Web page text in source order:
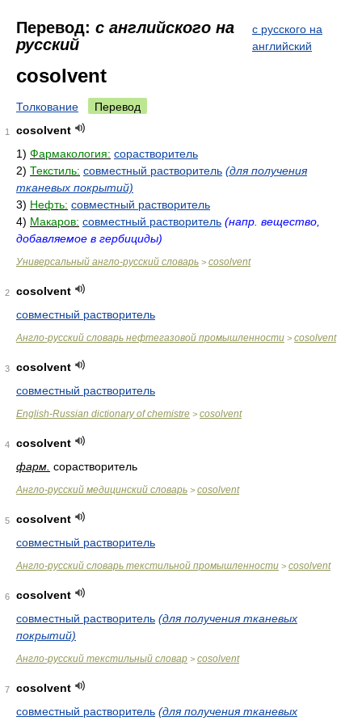
Перевод: с английского на
русский
с русского на
английский
cosolvent
Толкование Перевод
1
cosolvent
1) Фармакология: сорастворитель
2) Текстиль: совместный растворитель (для получения
тканевых покрытий)
3) Нефть: совместный растворитель
4) Макаров: совместный растворитель (напр. вещество,
добавляемое в гербициды)
Универсальный англо-русский словарь > cosolvent
2
cosolvent
совместный растворитель
Англо-русский словарь нефтегазовой промышленности > cosolvent
3
cosolvent
совместный растворитель
English-Russian dictionary of chemistre > cosolvent
4
cosolvent
фарм. сорастворитель
Англо-русский медицинский словарь > cosolvent
5
cosolvent
совместный растворитель
Англо-русский словарь текстильной промышленности > cosolvent
6
cosolvent
совместный растворитель (для получения тканевых
покрытий)
Англо-русский текстильный словар > cosolvent
7
cosolvent
совместный растворитель (для получения тканевых